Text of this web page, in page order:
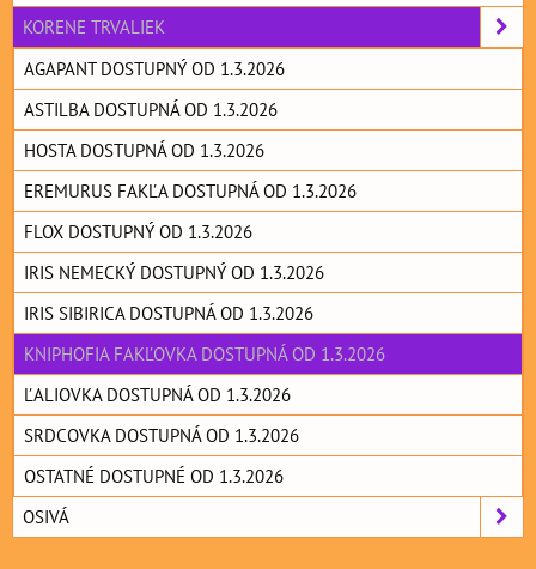
KORENE TRVALIEK
AGAPANT DOSTUPNÝ OD 1.3.2026
ASTILBA DOSTUPNÁ OD 1.3.2026
HOSTA DOSTUPNÁ OD 1.3.2026
EREMURUS FAKĽA DOSTUPNÁ OD 1.3.2026
FLOX DOSTUPNÝ OD 1.3.2026
IRIS NEMECKÝ DOSTUPNÝ OD 1.3.2026
IRIS SIBIRICA DOSTUPNÁ OD 1.3.2026
KNIPHOFIA FAKĽOVKA DOSTUPNÁ OD 1.3.2026
ĽALIOVKA DOSTUPNÁ OD 1.3.2026
SRDCOVKA DOSTUPNÁ OD 1.3.2026
OSTATNÉ DOSTUPNÉ OD 1.3.2026
OSIVÁ